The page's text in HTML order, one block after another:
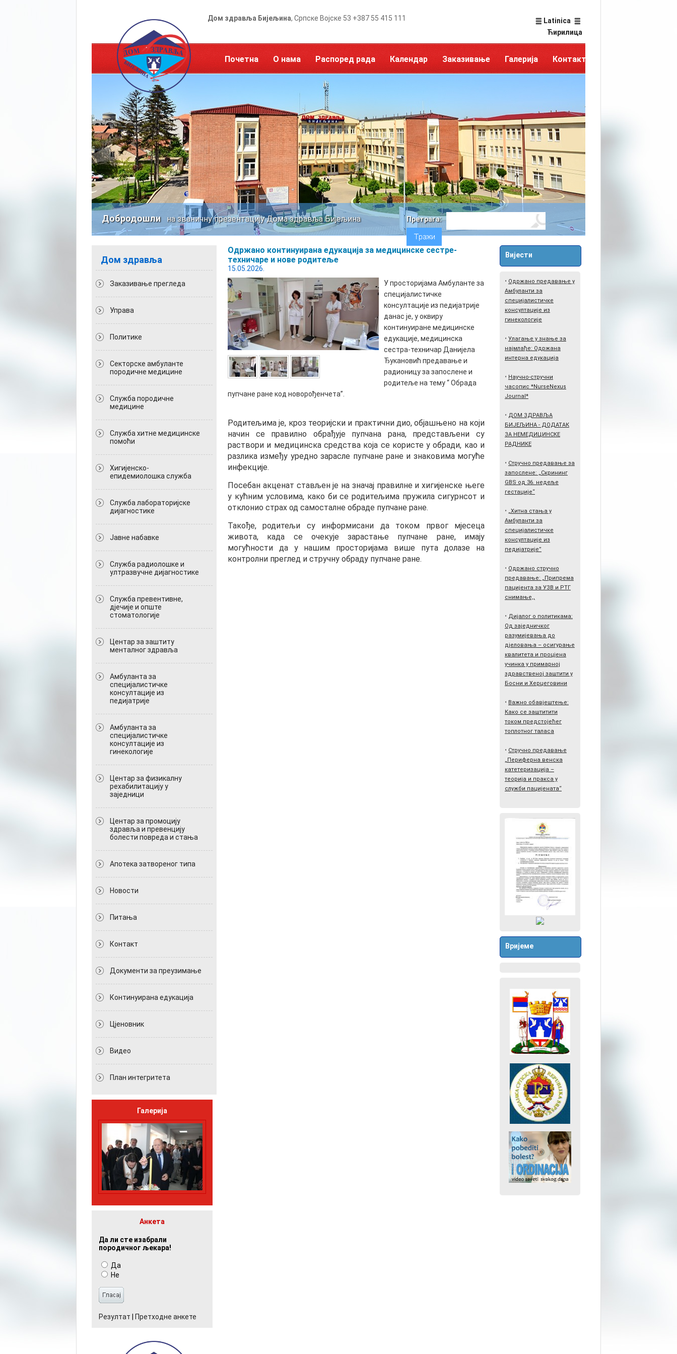
Дом здравља Бијељина, Српске Војске 53 +387 55 415 111
Latinica
Ћирилица
Почетна О нама Распоред рада Календар Заказивање Галерија Контакт
Добродошлина званичну презентацију Дома здравља Бијељина Претрага:
Дом здравља
Заказивање прегледа
Управа
Политикe
Секторске амбуланте
породичне медицине
Служба породичне
медицине
Служба хитне медицинске
помоћи
Хигијенско-
епидемиолошка служба
Служба лабораторијске
дијагностике
Јавне набавке
Служба радиолошке и
ултразвучне дијагностике
Служба превентивне,
дјечије и опште
стоматологије
Центар за заштиту
менталног здравља
Амбуланта за
специјалистичке
консултације из
педијатрије
Амбуланта за
специјалистичке
консултације из
гинекологије
Центар за физикалну
рехабилитацију у
заједници
Центар за промоцију
здравља и превенцију
болести повреда и стања
Апотека затвореног типа
Новости
Питања
Контакт
Документи за преузимање
Континуирана едукација
Цјеновник
Видео
План интегритета
Галерија
Анкета
Да ли сте изабрали
породичног љекара!
Да
Не
Резултат Претходне анкете
Oдржано континуирана едукација за медицинске сестре-
техничаре и нове родитеље
15.05.2026.
У просторијама Амбуланте за
специјалистичке
консултације из педијатрије
данас је, у оквиру
континуиране медицинске
едукације, медицинска
сестра-техничар Данијела
Ђукановић предавање и
радионицу за запослене и
родитеље на тему “ Обрада
пупчане ране код новорођенчета”.
Родитељима је, кроз теоријски и практични дио, објашњено на који
начин се правилно обрађује пупчана рана, представљени су
раствори и медицинска средства која се користе у обради, као и
разлика између уредно зарасле пупчане ране и знаковима могуће
инфекције.
Посебан акценат стављен је на значај правилне и хигијенске његе
у кућним условима, како би се родитељима пружила сигурнсот и
отклонио страх од самосталне обраде пупчане ране.
Такође, родитељи су информисани да током првог мјесеца
живота, када се очекује зарастање пупчане ране, имају
могућности да у нашим просторијама више пута долазе на
контролни преглед и стручну обраду пупчане ране.
Вијести
• Одржано предавање у
Амбуланти за
специјалистичке
консултације из
гинекологије
• Улагање у знање за
најмлађе: Одржана
интерна едукација
• Научно-стручни
часопис *NurseNexus
Journal*
• ДОМ ЗДРАВЉА
БИЈЕЉИНА - ДОДАТАК
ЗА НЕМЕДИЦИНСКЕ
РАДНИКЕ
• Стручно предавање за
запослене: „Скрининг
GBS од 36. недеље
гестације“
• „Хитна стања у
Амбуланти за
специјалистичке
консултације из
педијатрије”
• Одржано стручно
предавање: „Припрема
пацијента за УЗВ и РТГ
снимање,,
• Дијалог о политикама:
Од заједничког
разумијевања до
дјеловања – осигурање
квалитета и процјена
учинка у примарној
здравственој заштити у
Босни и Херцеговини
• Важно обавјештење:
Како се заштитити
током предстојећег
топлотног таласа
• Стручно предавање
„Периферна венска
катетеризација –
теорија и пракса у
служби пацијената“
Вријеме